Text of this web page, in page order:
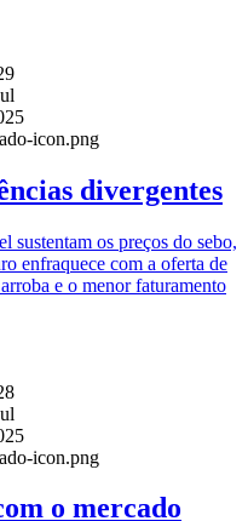
divergentes
sustentam os preços do sebo,
enfraquece com a oferta de
e o menor faturamento
o mercado